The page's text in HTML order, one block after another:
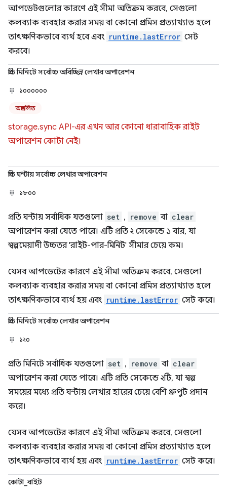
আপডেটগুলোর কারণে এই সীমা অতিক্রম করবে, সেগুলো
কলব্যাক ব্যবহার করার সময় বা কোনো প্রমিস প্রত্যাখ্যাত হলে
তাৎক্ষণিকভাবে ব্যর্থ হবে এবং runtime.lastError সেট
করবে।
প্রতি মিনিটে সর্বোচ্চ অবিচ্ছিন্ন লেখার অপারেশন
১০০০০০০
অপ্রচলিত
storage.sync API-এর এখন আর কোনো ধারাবাহিক রাইট
অপারেশন কোটা নেই।
প্রতি ঘন্টায় সর্বোচ্চ লেখার অপারেশন
১৮০০
প্রতি ঘন্টায় সর্বাধিক যতগুলো set , remove বা clear
অপারেশন করা যেতে পারে। এটি প্রতি ২ সেকেন্ডে ১ বার, যা
স্বল্পমেয়াদী উচ্চতর 'রাইট-পার-মিনিট' সীমার চেয়ে কম।
যেসব আপডেটের কারণে এই সীমা অতিক্রম করবে, সেগুলো
কলব্যাক ব্যবহার করার সময় বা কোনো প্রমিস প্রত্যাখ্যাত হলে
তাৎক্ষণিকভাবে ব্যর্থ হয় এবং runtime.lastError সেট করে।
প্রতি মিনিটে সর্বোচ্চ লেখার অপারেশন
১২০
প্রতি মিনিটে সর্বাধিক যতগুলো set , remove বা clear
অপারেশন করা যেতে পারে। এটি প্রতি সেকেন্ডে ২টি, যা স্বল্প
সময়ের মধ্যে প্রতি ঘন্টায় লেখার হারের চেয়ে বেশি থ্রুপুট প্রদান
করে।
যেসব আপডেটের কারণে এই সীমা অতিক্রম করবে, সেগুলো
কলব্যাক ব্যবহার করার সময় বা কোনো প্রমিস প্রত্যাখ্যাত হলে
তাৎক্ষণিকভাবে ব্যর্থ হয় এবং runtime.lastError সেট করে।
কোটা_বাইট